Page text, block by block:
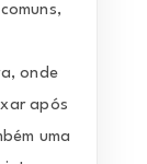
onde
após
uma